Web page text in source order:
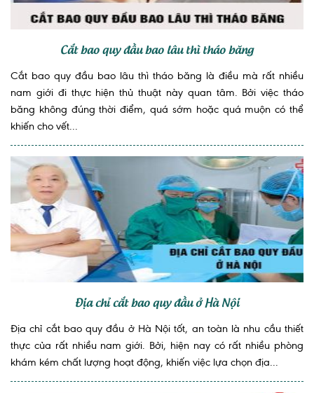
Cắt bao quy đầu bao lâu thì tháo băng
Cắt bao quy đầu bao lâu thì tháo băng là điều mà rất nhiều
nam giới đi thực hiện thủ thuật này quan tâm. Bởi việc tháo
băng không đúng thời điểm, quá sớm hoặc quá muộn có thể
khiến cho vết...
Địa chỉ cắt bao quy đầu ở Hà Nội
Địa chỉ cắt bao quy đầu ở Hà Nội tốt, an toàn là nhu cầu thiết
thực của rất nhiều nam giới. Bởi, hiện nay có rất nhiều phòng
khám kém chất lượng hoạt động, khiến việc lựa chọn địa...